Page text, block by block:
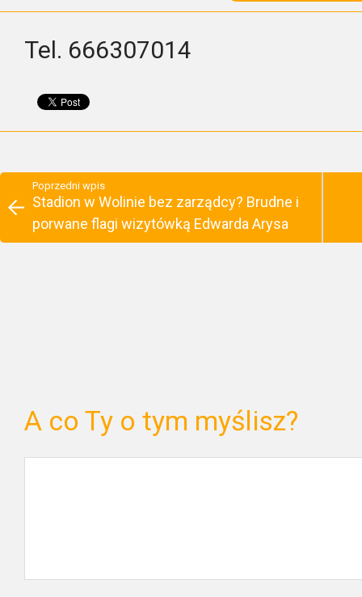
Tel. 666307014
Poprzedni wpis
Stadion w Wolinie bez zarządcy? Brudne i
porwane flagi wizytówką Edwarda Arysa
A co Ty o tym myślisz?